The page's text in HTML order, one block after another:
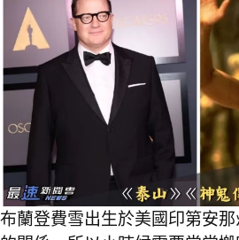
布蘭登費雪出生於美國印第安